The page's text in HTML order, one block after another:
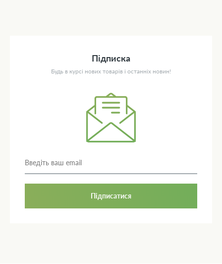
Підписка
Будь в курсі нових товарів і останніх новин!
Підписатися